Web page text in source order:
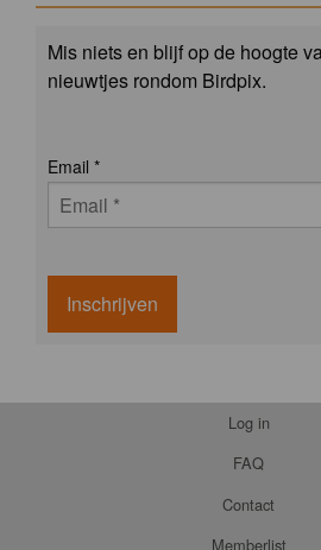
Mis niets en blijf op de hoogte
nieuwtjes rondom Birdpix.
Email *
Inschrijven
Log in
FAQ
Contact
Memberlist